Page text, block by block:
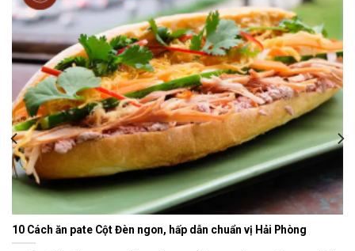
Ăn gì ngày Tết sao cho đỡ ngán và lạ miệng? Gợi ý 15 món ngon
dễ làm tại nhà